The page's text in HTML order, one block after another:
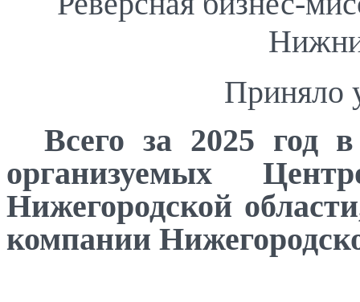
Приняло
Всего за 2025 год
организуемых
Нижегородской
компании